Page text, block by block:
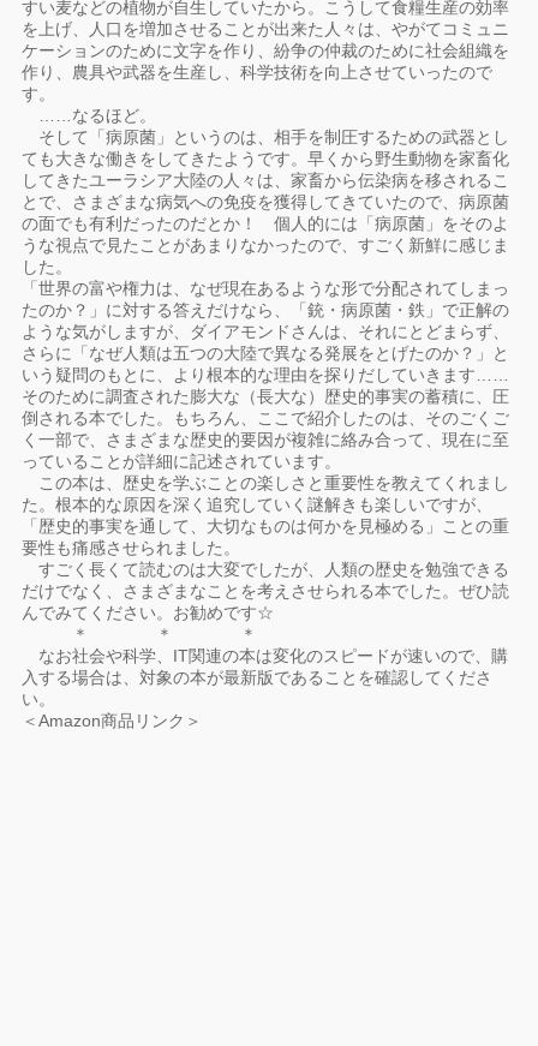
すい麦などの植物が自生していたから。こうして食糧生産の効率
を上げ、人口を増加させることが出来た人々は、やがてコミュニ
ケーションのために文字を作り、紛争の仲裁のために社会組織を
作り、農具や武器を生産し、科学技術を向上させていったので
す。
……なるほど。
そして「病原菌」というのは、相手を制圧するための武器とし
ても大きな働きをしてきたようです。早くから野生動物を家畜化
してきたユーラシア大陸の人々は、家畜から伝染病を移されるこ
とで、さまざまな病気への免疫を獲得してきていたので、病原菌
の面でも有利だったのだとか！ 個人的には「病原菌」をそのよ
うな視点で見たことがあまりなかったので、すごく新鮮に感じま
した。
「世界の富や権力は、なぜ現在あるような形で分配されてしまっ
たのか？」に対する答えだけなら、「銃・病原菌・鉄」で正解の
ような気がしますが、ダイアモンドさんは、それにとどまらず、
さらに「なぜ人類は五つの大陸で異なる発展をとげたのか？」と
いう疑問のもとに、より根本的な理由を探りだしていきます……
そのために調査された膨大な（長大な）歴史的事実の蓄積に、圧
倒される本でした。もちろん、ここで紹介したのは、そのごくご
く一部で、さまざまな歴史的要因が複雑に絡み合って、現在に至
っていることが詳細に記述されています。
この本は、歴史を学ぶことの楽しさと重要性を教えてくれまし
た。根本的な原因を深く追究していく謎解きも楽しいですが、
「歴史的事実を通して、大切なものは何かを見極める」ことの重
要性も痛感させられました。
すごく長くて読むのは大変でしたが、人類の歴史を勉強できる
だけでなく、さまざまなことを考えさせられる本でした。ぜひ読
んでみてください。お勧めです☆
＊ ＊ ＊
なお社会や科学、IT関連の本は変化のスピードが速いので、購
入する場合は、対象の本が最新版であることを確認してくださ
い。
＜Amazon商品リンク＞